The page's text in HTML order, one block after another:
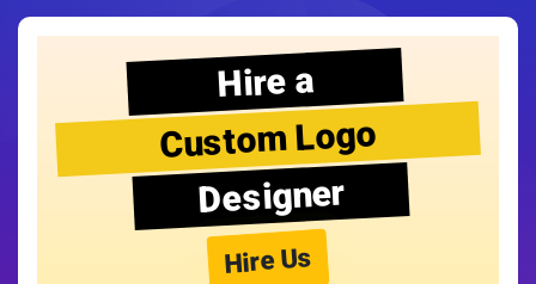
Hire a
Custom Logo
Designer
Hire Us